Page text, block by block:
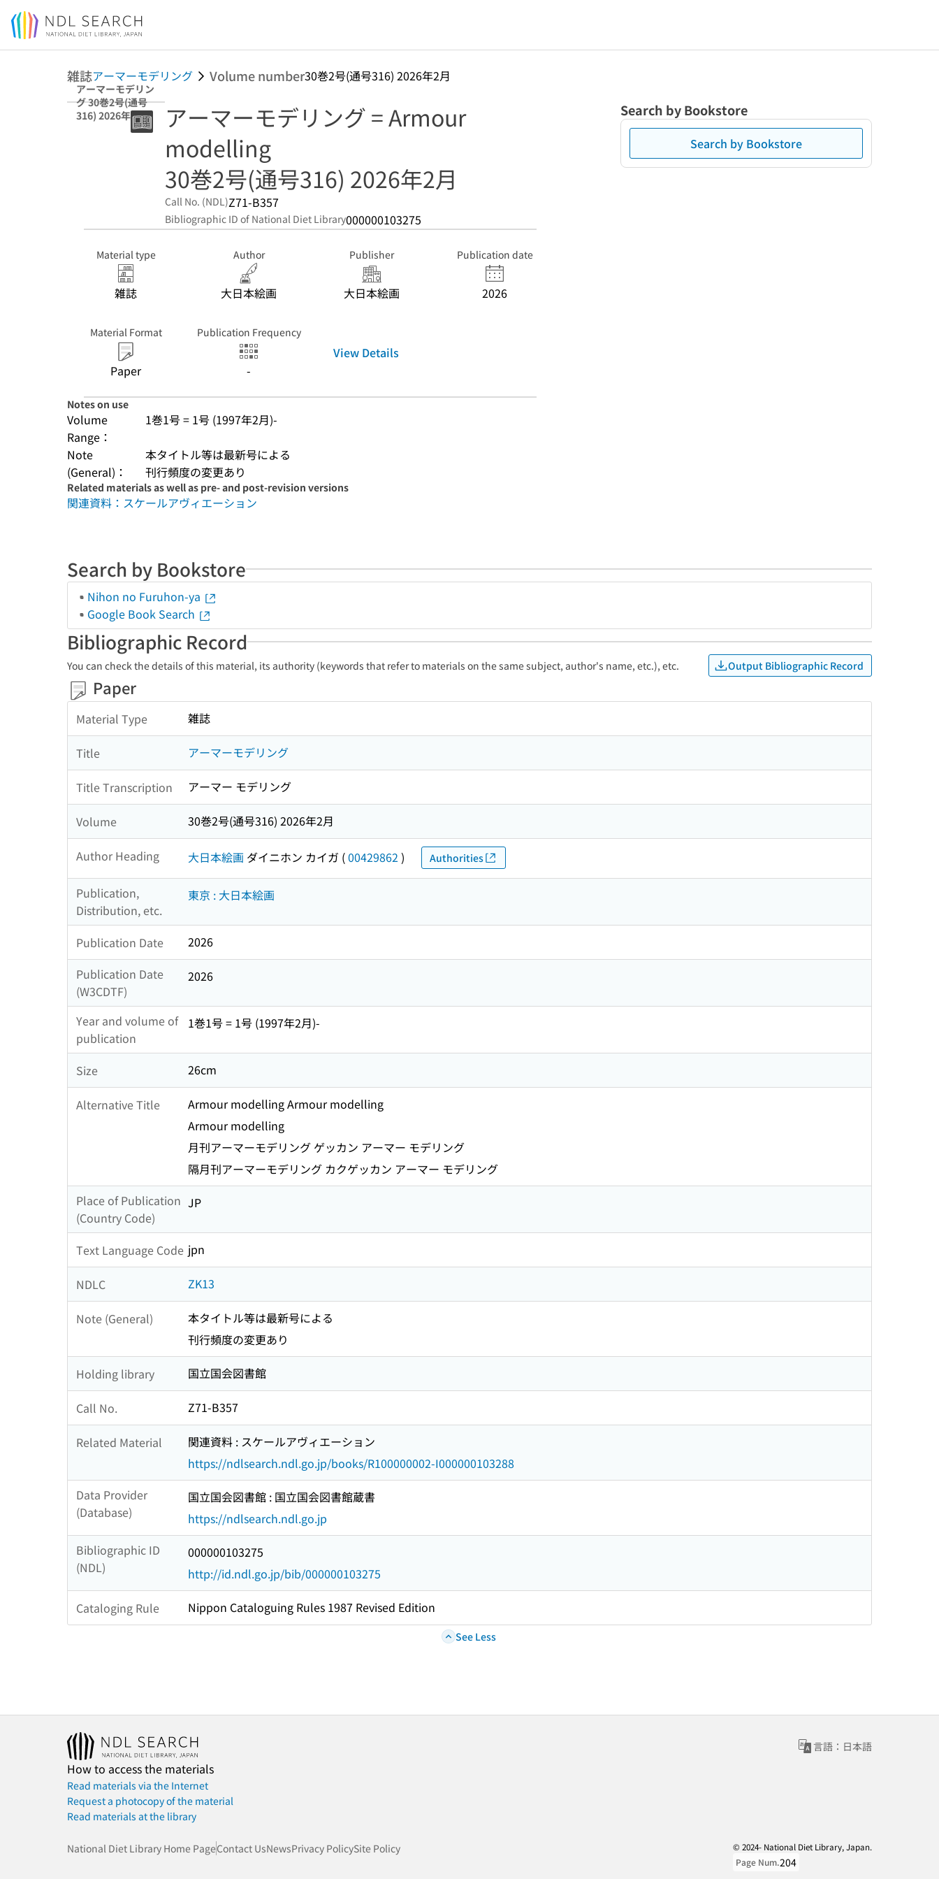
Jump to main content
雑誌アーマーモデリング Volume number30巻2号(通号316) 2026年2月
アーマーモデリン
グ 30巻2号(通号
316) 2026年2月
アーマーモデリング = Armour
modelling
30巻2号(通号316) 2026年2月
Call No. (NDL)Z71-B357
Bibliographic ID of National Diet Library000000103275
Material type
雑誌
Author
大日本絵画
Publisher
大日本絵画
Publication date
2026
Material Format
Paper
Publication Frequency
-
View Details
Notes on use
Volume
Range：
1巻1号 = 1号 (1997年2月)-
Note
(General)：
本タイトル等は最新号による
刊行頻度の変更あり
Related materials as well as pre- and post-revision versions
関連資料：スケールアヴィエーション
Search by Bookstore
Search by Bookstore
Search by Bookstore
Nihon no Furuhon-ya
Google Book Search
Bibliographic Record
You can check the details of this material, its authority (keywords that refer to materials on the same subject, author's name, etc.), etc. Output Bibliographic Record
Paper
Material Type 雑誌
Title アーマーモデリング
Title Transcription アーマー モデリング
Volume 30巻2号(通号316) 2026年2月
Author Heading 大日本絵画 ダイニホン カイガ (00429862 ) Authorities
Publication,
Distribution, etc.
東京 : 大日本絵画
Publication Date
2026
Publication Date
(W3CDTF)
2026
Year and volume of
publication
1巻1号 = 1号 (1997年2月)-
Size 26cm
Alternative Title
Armour modelling Armour modelling
Armour modelling
月刊アーマーモデリング ゲッカン アーマー モデリング
隔月刊アーマーモデリング カクゲッカン アーマー モデリング
Place of Publication
(Country Code)
JP
Text Language Code jpn
NDLC ZK13
Note (General)
本タイトル等は最新号による
刊行頻度の変更あり
Holding library 国立国会図書館
Call No. Z71-B357
Related Material
関連資料 : スケールアヴィエーション
https://ndlsearch.ndl.go.jp/books/R100000002-I000000103288
Data Provider
(Database)
国立国会図書館 : 国立国会図書館蔵書
https://ndlsearch.ndl.go.jp
Bibliographic ID
(NDL)
000000103275
http://id.ndl.go.jp/bib/000000103275
Cataloging Rule Nippon Cataloguing Rules 1987 Revised Edition
See Less
言語：日本語
How to access the materials
Read materials via the Internet
Request a photocopy of the material
Read materials at the library
National Diet Library Home PageContact UsNewsPrivacy PolicySite Policy
© 2024- National Diet Library, Japan.
Page Num.204